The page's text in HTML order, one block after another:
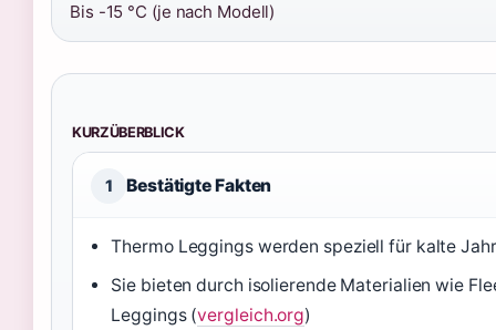
Bis -15 °C (je nach Modell)
KURZÜBERBLICK
1 Bestätigte Fakten
Thermo Leggings werden speziell für kalte
Sie bieten durch isolierende Materialien wie
Leggings (vergleich.org)